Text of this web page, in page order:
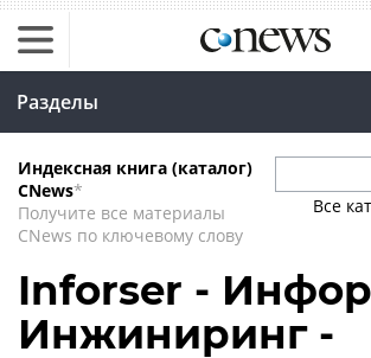
Разделы
Индексная книга (каталог)
CNews*
Получите все материалы
CNews по ключевому слову
Все
Inforser -
Инжиниринг -